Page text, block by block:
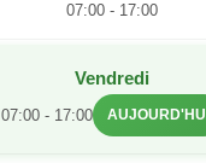
07:00 - 17:00
Vendredi
07:00 - 17:00 AUJOURD'HUI